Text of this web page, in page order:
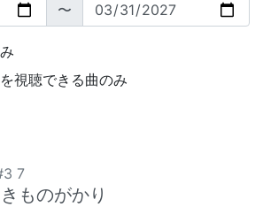
〜
視聴できる曲のみ
7
ものがかり